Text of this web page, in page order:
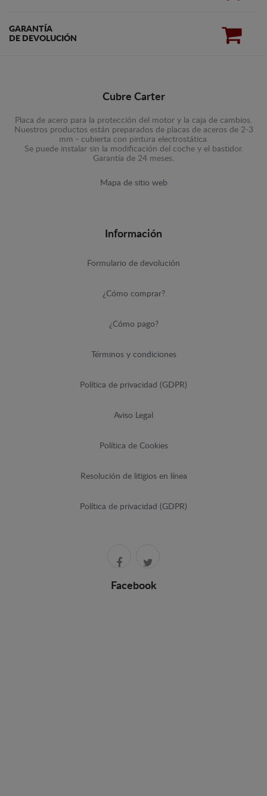
GARANTÍA
DE DEVOLUCIÓN
Cubre Carter
Placa de acero para la protección del motor y la caja de cambios.
Nuestros productos están preparados de placas de aceros de 2-3
mm - cubierta con pintura electrostática.
Se puede instalar sin la modificación del coche y el bastidor.
Garantía de 24 meses.
Mapa de sitio web
Información
Formulario de devolución
¿Cómo comprar?
¿Cómo pago?
Términos y condiciones
Política de privacidad (GDPR)
Aviso Legal
Política de Cookies
Resolución de litigios en línea
Política de privacidad (GDPR)
Facebook